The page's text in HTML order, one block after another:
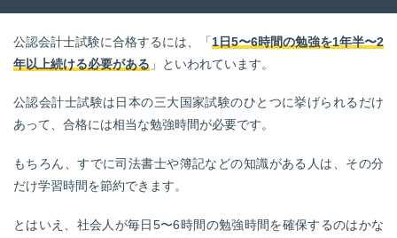
公認会計士試験に合格するには、「1日5〜6時間の勉強を1年半〜2
年以上続ける必要がある 」といわれています。
公認会計士試験は日本の三大国家試験のひとつに挙げられるだけ
あって、合格には相当な勉強時間が必要です。
もちろん、すでに司法書士や簿記などの知識がある人は、その分
だけ学習時間を節約できます。
とはいえ、社会人が毎日5〜6時間の勉強時間を確保するのはかな